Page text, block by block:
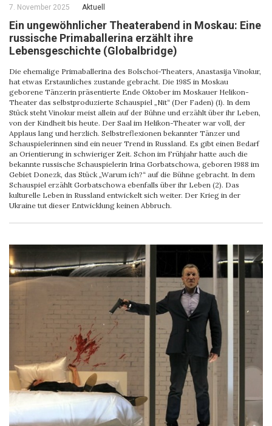
7. November 2025 Aktuell
Ein ungewöhnlicher Theaterabend in Moskau: Eine
russische Primaballerina erzählt ihre
Lebensgeschichte (Globalbridge)
Die ehemalige Primaballerina des Bolschoi-Theaters, Anastasija Vinokur,
hat etwas Erstaunliches zustande gebracht. Die 1985 in Moskau
geborene Tänzerin präsentierte Ende Oktober im Moskauer Helikon-
Theater das selbstproduzierte Schauspiel „Nit“ (Der Faden) (1). In dem
Stück steht Vinokur meist allein auf der Bühne und erzählt über ihr Leben,
von der Kindheit bis heute. Der Saal im Helikon-Theater war voll, der
Applaus lang und herzlich. Selbstreflexionen bekannter Tänzer und
Schauspielerinnen sind ein neuer Trend in Russland. Es gibt einen Bedarf
an Orientierung in schwieriger Zeit. Schon im Frühjahr hatte auch die
bekannte russische Schauspielerin Irina Gorbatschowa, geboren 1988 im
Gebiet Donezk, das Stück „Warum ich?“ auf die Bühne gebracht. In dem
Schauspiel erzählt Gorbatschowa ebenfalls über ihr Leben (2). Das
kulturelle Leben in Russland entwickelt sich weiter. Der Krieg in der
Ukraine tut dieser Entwicklung keinen Abbruch.